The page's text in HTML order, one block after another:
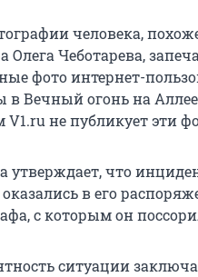
человека,
Олега Чеботарева,
фото интернет-
Вечный огонь на
не публикует эти
утверждает, что
в его
с которым он
ситуации